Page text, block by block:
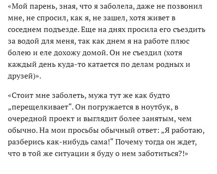
«Мой парень, зная, что я заболела, даже не позвонил
мне, не спросил, как я, не зашел, хотя живет в
соседнем подъезде. Еще на днях просила его съездить
за водой для меня, так как днем я на работе плюс
болею и еле дохожу домой. Он не съездил (хотя
каждый день куда-то катается по делам родных и
друзей)».
«Стоит мне заболеть, мужа тут же как будто
„перещелкивает“. Он погружается в ноутбук, в
очередной проект и выглядит более занятым, чем
обычно. На мои просьбы обычный ответ: „Я работаю,
разберись как-нибудь сама!“ Почему тогда он ждет,
что в той же ситуации я буду о нем заботиться?!»